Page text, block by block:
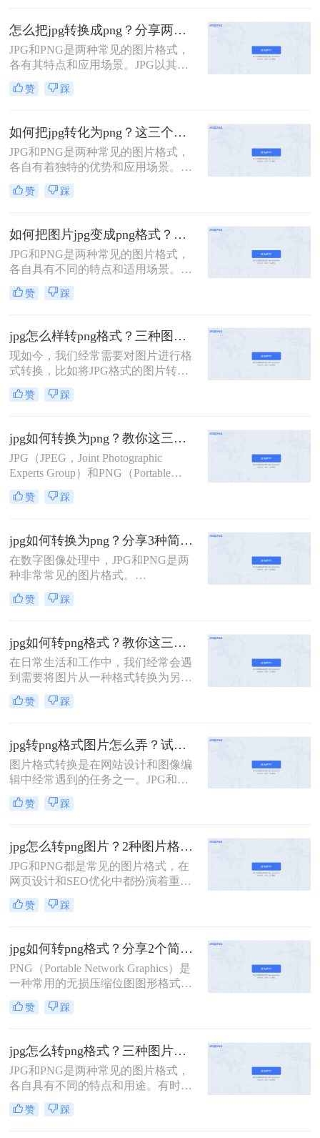
质量。而PNG（Portable Network
Graphics）是一种无损的图片格式，
支持透明背景和24位颜色，但文件大
小通常较大。
怎么把jpg转换成png？分享两种实用方法！
JPG和PNG是两种常见的图片格式，
各有其特点和应用场景。JPG以其高
效的压缩算法广泛应用于各类图片存
储和传输，而PNG则以其无损压缩和
选。那么怎么把jpg转换成png呢？，
我们可以采用以下两种实用方法。
赞 踩
如何把jpg转化为png？这三个方法教会你！
JPG和PNG是两种常见的图片格式，
各自有着独特的优势和应用场景。
JPG以其高效的压缩算法和广泛的应
用范围受到大家的喜爱，而PNG则以
场合下成为首选。那么，如何把jpg转
化为png呢？下面将介绍三种实用的
方法。
赞 踩
如何把图片jpg变成png格式？这四种转换秘诀值得一试！
JPG和PNG是两种常见的图片格式，
各自具有不同的特点和适用场景。
JPG格式以其高效的压缩能力和良好
的图像质量而著称，而PNG格式则因
迎。有时，我们可能需要将JPG图片
转换为PNG格式以满足特定的需求。
那么如何把图片jpg变成png格式呢？
下面将介绍三种将JPG图片转换为
PNG格式的方法。
赞 踩
jpg怎么样转png格式？三种图片格式转换的方法交给你！
现如今，我们经常需要对图片进行格
式转换，比如将JPG格式的图片转换
为PNG格式。PNG格式相对于JPG格
式更加适合图像保存。那么，jpg怎么
详细介绍这一过程，教会您如何轻松
地将JPG图片转换为PNG格式。
赞 踩
jpg如何转换为png？教你这三种简单又实用的方法！
JPG（JPEG，Joint Photographic
Experts Group）和PNG（Portable
Network Graphics）是两种广泛使用的
图片格式，各有其特点。JPG通常用
有损压缩，能在保持较好图像质量的
同时减小文件大小。而PNG则常用于
需要透明背景或无损压缩的场合。那
么jpg如何转换为png呢？，以下是一
些方法和步骤。
赞 踩
jpg如何转换为png？分享3种简单方法~！
在数字图像处理中，JPG和PNG是两
种非常常见的图片格式。
JPG（JPEG）是一种有损压缩格式，
适用于存储和显示摄影图片，而PNG
度，常用于网页和图标设计。有时，
您可能需要将JPG图片转换为PNG格
式，以满足特定的需求。那么jpg如何
转换为png呢？下面，我们将介绍几
种简单的方法来实现JPG到PNG的转
换。
赞 踩
jpg如何转png格式？教你这三种简单又实用的方法！
在日常生活和工作中，我们经常会遇
到需要将图片从一种格式转换为另一
种格式的情况。其中，将JPG格式转
换为PNG格式是比较常见的需求。
它们各有特点。JPG是一种有损压缩
格式，适合保存照片等色彩丰富的图
片；而PNG是一种无损压缩格式，支
持透明背景，适合保存需要高质量和
透明度的图片。那么jpg如何转png格
式呢？本文将为您介绍几种简单有效
片转换为PNG格式。
赞 踩
jpg转png格式图片怎么弄？试试这三个方法吧！
图片格式转换是在网站设计和图像编
辑中经常遇到的任务之一。JPG和
PNG是两种常见的图片格式，它们都
有各自的特点和用途。那么jpg转png
几种简便的方法来实现这一目标。
赞 踩
jpg怎么转png图片？2种图片格式转换的妙招分享！
JPG和PNG都是常见的图片格式，在
网页设计和SEO优化中都扮演着重要
的角色。然而，有时候我们需要将
JPG格式的图片转换为PNG格式，以
化效果。本文将详细介绍jpg怎么转
png图片，并探讨转换的优势和注意
事项。
赞 踩
jpg如何转png格式？分享2个简单的方法！
PNG（Portable Network Graphics）是
一种常用的无损压缩位图图形格式，
它支持透明度，并具有更高的色彩深
度和更广泛的用途。如果你有一张
PNG格式，那么jpg如何转png格式
呢？以下是将JPG转换为PNG的详细
步骤与指南。
赞 踩
jpg怎么转png格式？三种图片格式转换的方法交给你！
JPG和PNG是两种常见的图片格式，
各自具有不同的特点和用途。有时我
们需要将JPG格式转换成PNG格式，
以获得更好的图像质量和更广泛的兼
赞 踩